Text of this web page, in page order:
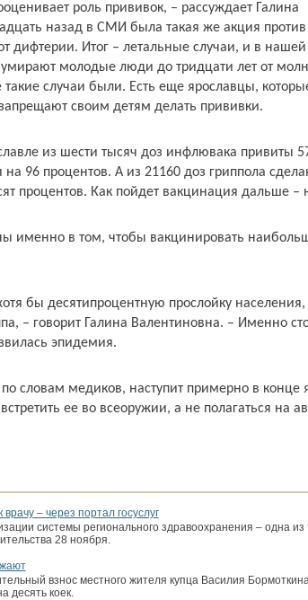
роль прививок, – рассуждает Галина
назад в СМИ была такая же акция против
дифтерии. Итог – летальные случаи, и в нашей
молодые люди до тридцати лет от
случаи были. Есть еще ярославцы,
своим детям делать прививки.
из шести тысяч доз инфлювака привиты
на 96 процентов. А из 21160 доз гриппола
процентов. Как пойдет вакцинация дальше –
именно в том, чтобы вакцинировать
бы десятипроцентную прослойку населения,
– говорит Галина Валентиновна. – Именно
эпидемия.
словам медиков, наступит примерно в конце
ее во всеоружии, а не полагаться на
– через портал госуслуг
системы регионального здравоохранения – одна из
28 ноября.
взнос местного жителя купца Василия
десять коек.